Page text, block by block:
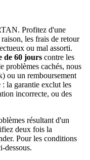
Profitez d'une
les frais de retour
ou mal assorti.
de 60 jours contre les
problèmes cachés, nous
ou un remboursement
la garantie exclut les
incorrecte, ou des
résultant d'un
deux fois la
Pour les conditions
dessous.